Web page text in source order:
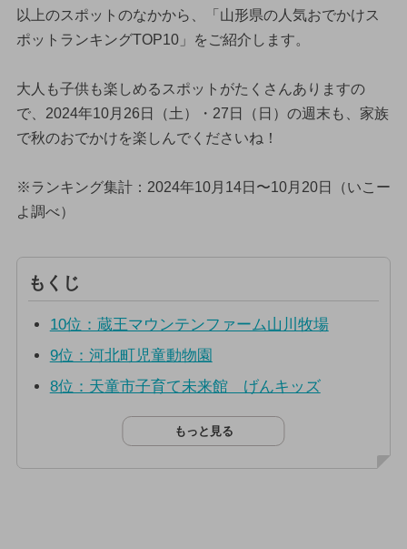
以上のスポットのなかから、「山形県の人気おでかけス
ポットランキングTOP10」をご紹介します。
大人も子供も楽しめるスポットがたくさんありますの
で、2024年10月26日（土）・27日（日）の週末も、家族
で秋のおでかけを楽しんでくださいね！
※ランキング集計：2024年10月14日〜10月20日（いこー
よ調べ）
もくじ
10位：蔵王マウンテンファーム山川牧場
9位：河北町児童動物園
8位：天童市子育て未来館 げんキッズ
もっと見る